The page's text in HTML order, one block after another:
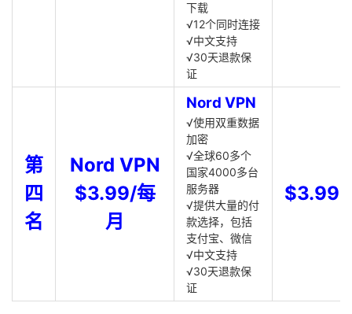
下载
√12个同时连接
√中文支持
√30天退款保
证
第
四
名
Nord VPN
$3.99/每
月
Nord VPN
√使用双重数据
加密
√全球60多个
国家4000多台
服务器
√提供大量的付
款选择，包括
支付宝、微信
√中文支持
√30天退款保
证
$3.99